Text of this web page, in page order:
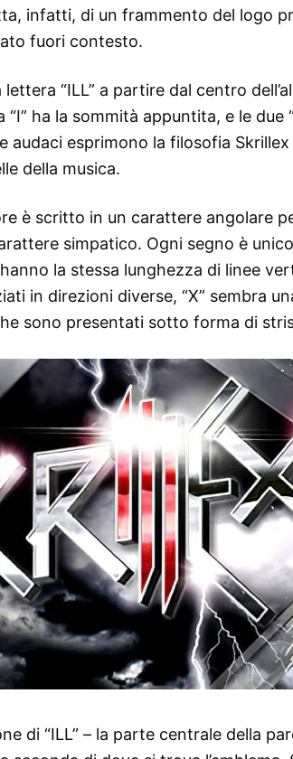
infatti, di un frammento del logo
fuori contesto.
“ILL” a partire dal centro
ha la sommità appuntita, e le due
audaci esprimono la filosofia
della musica.
è scritto in un carattere angolare
simpatico. Ogni segno è unico
hanno la stessa lunghezza di linee
in direzioni diverse, “X” sembra
sono presentati sotto forma di
di “ILL” – la parte centrale della